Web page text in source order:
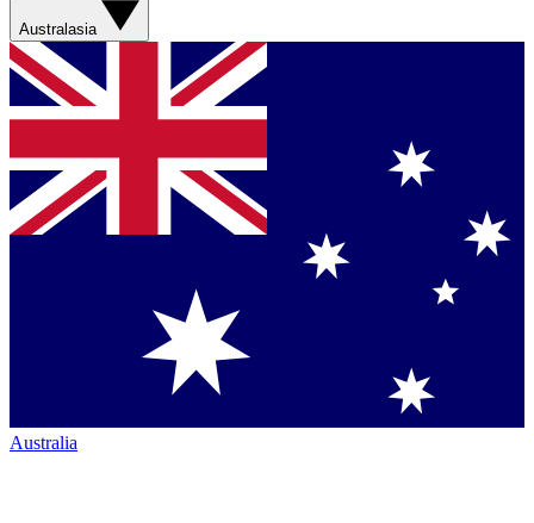
Australasia
Australia